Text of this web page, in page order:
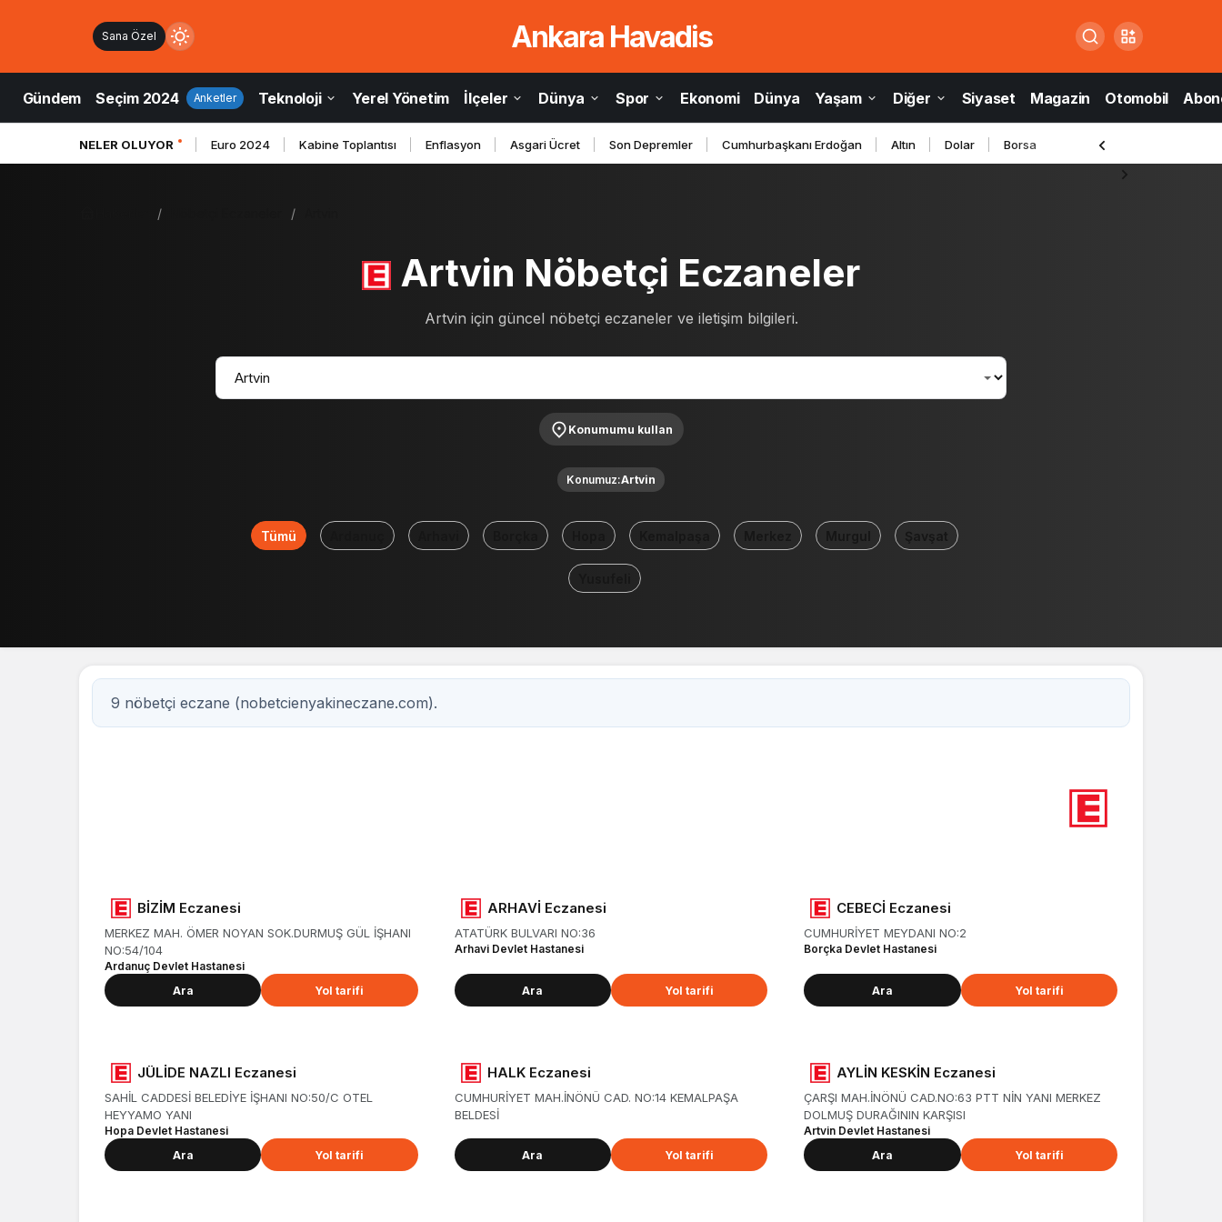
Sana Özel
Mod
Modu
Ankara Havadis
Gündem Seçim 2024 Anketler Teknoloji Yerel Yönetim İlçeler Dünya Spor Ekonomi Dünya Yaşam Diğer Siyaset Magazin Otomobil
NELER OLUYOR Euro 2024 Kabine Toplantısı Enflasyon Asgari Ücret Son Depremler Cumhurbaşkanı Erdoğan Altın Dolar Borsa
Artvin Nöbetçi Eczaneler
Artvin için güncel nöbetçi eczaneler ve iletişim bilgileri.
Konumumu kullan
Konumuz:Artvin
Tümü
9 nöbetçi eczane (nobetcienyakineczane.com).
BİZİM Eczanesi
MERKEZ MAH. ÖMER NOYAN SOK.DURMUŞ GÜL İŞHANI
NO:54/104
Ardanuç Devlet Hastanesi
Ara
Yol tarifi
ARHAVİ Eczanesi
ATATÜRK BULVARI NO:36
Arhavi Devlet Hastanesi
Ara Yol tarifi
CEBECİ Eczanesi
CUMHURİYET MEYDANI NO:2
Borçka Devlet Hastanesi
Ara Yol tarifi
JÜLİDE NAZLI Eczanesi
SAHİL CADDESİ BELEDİYE İŞHANI NO:50/C OTEL
HEYYAMO YANI
Hopa Devlet Hastanesi
Ara
Yol tarifi
HALK Eczanesi
CUMHURİYET MAH.İNÖNÜ CAD. NO:14 KEMALPAŞA
BELDESİ
Ara Yol tarifi
AYLİN KESKİN Eczanesi
ÇARŞI MAH.İNÖNÜ CAD.NO:63 PTT NİN YANI MERKEZ
DOLMUŞ DURAĞININ KARŞISI
Artvin Devlet Hastanesi
Ara
Yol tarifi